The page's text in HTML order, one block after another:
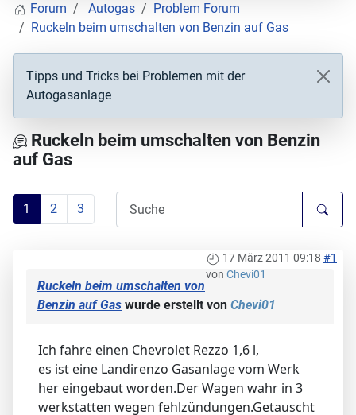
Forum Autogas
Problem Forum
Ruckeln beim umschalten von Benzin auf Gas
Tipps und Tricks bei Problemen mit der
Autogasanlage
Ruckeln beim umschalten von Benzin
auf Gas
1 2 3
17 März 2011 09:18 #1
von Chevi01
Ruckeln beim umschalten von
Benzin auf Gas wurde erstellt von Chevi01
Ich fahre einen Chevrolet Rezzo 1,6 l,
es ist eine Landirenzo Gasanlage vom Werk
her eingebaut worden.Der Wagen wahr in 3
werkstatten wegen fehlzündungen.Getauscht